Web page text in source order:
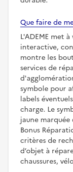
Que faire de
L'ADEME met
interactive,
montre les
services de
symbole pour
labels
charge. Le
jaune marquée
Bonus
critères de
d’objet à
chaussures,